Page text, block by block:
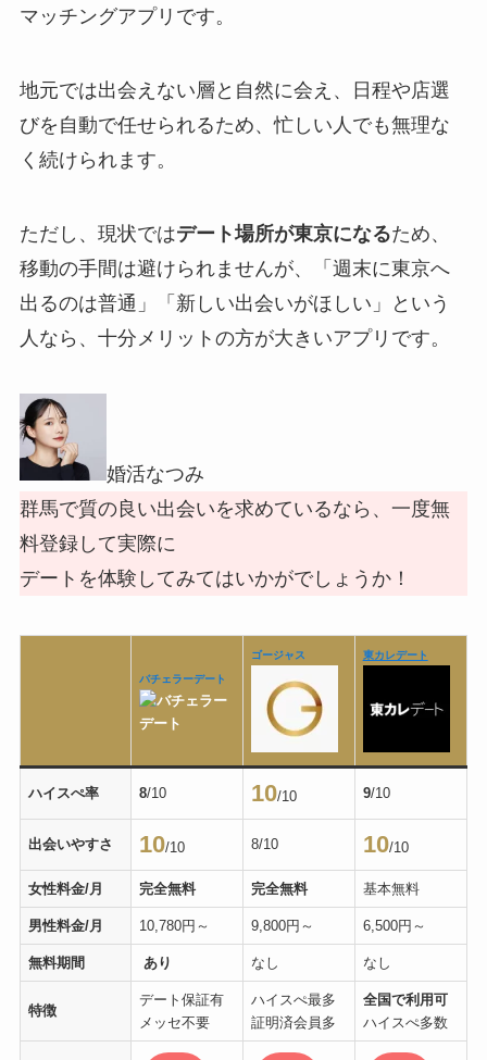
マッチングアプリです。
地元では出会えない層と自然に会え、日程や店選
びを自動で任せられるため、忙しい人でも無理な
く続けられます。
ただし、現状ではデート場所が東京になるため、
移動の手間は避けられませんが、「週末に東京へ
出るのは普通」「新しい出会いがほしい」という
人なら、十分メリットの方が大きいアプリです。
婚活なつみ
群馬で質の良い出会いを求めているなら、一度無
料登録して実際に
デートを体験してみてはいかがでしょうか！
バチェラーデート
ゴージャス 東カレデート
ハイスぺ率 8/10 10/10 9/10
出会いやすさ 10/10 8/10 10/10
女性料金/月 完全無料 完全無料 基本無料
男性料金/月 10,780円～ 9,800円～ 6,500円～
無料期間 あり なし なし
特徴
デート保証有
メッセ不要
ハイスぺ最多
証明済会員多
全国で利用可
ハイスぺ多数